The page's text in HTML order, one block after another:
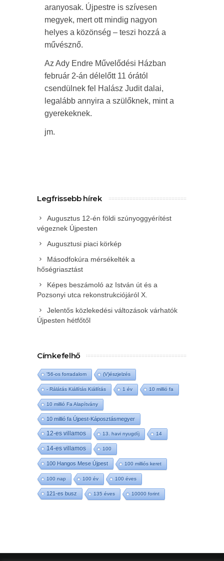
aranyosak. Újpestre is szívesen
megyek, mert ott mindig nagyon
helyes a közönség – teszi hozzá a
művésznő.
Az Ady Endre Művelődési Házban
február 2-án délelőtt 11 órától
csendülnek fel Halász Judit dalai,
legalább annyira a szülőknek, mint a
gyerekeknek.
jm.
Legfrissebb hírek
Augusztus 12-én földi szúnyoggyérítést
végeznek Újpesten
Augusztusi piaci körkép
Másodfokúra mérsékelték a
hőségriasztást
Képes beszámoló az István út és a
Pozsonyi utca rekonstrukciójáról X.
Jelentős közlekedési változások várhatók
Újpesten hétfőtől
Címkefelhő
'56-os forradalom (V)észjelzés
- Rálátás Kiállítás Kiállítás 1 év 10 millió fa
10 millió Fa Alapítvány
10 millió fa Újpest-Káposztásmegyer
12-es villamos 13. havi nyugdíj 14
14-es villamos 100
100 Hangos Mese Újpest 100 milliós keret
100 nap 100 év 100 éves
121-es busz 135 éves 10000 forint